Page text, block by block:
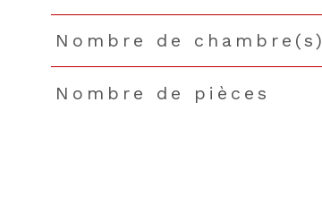
Nombre de chambre(s)
Nombre de pièces